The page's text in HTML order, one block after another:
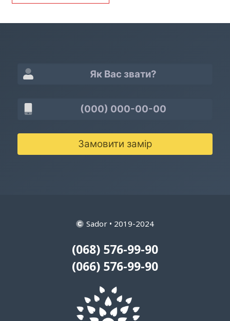
Замовити замір
Sador • 2019-2024
(068) 576-99-90
(066) 576-99-90